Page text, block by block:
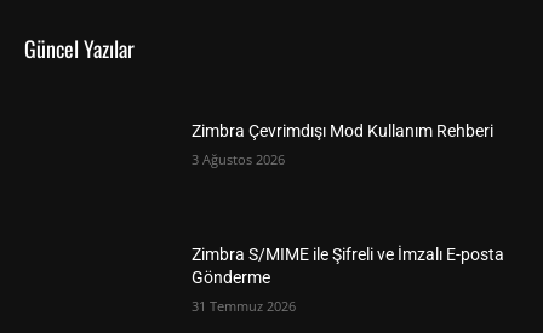
Güncel Yazılar
Zimbra Çevrimdışı Mod Kullanım Rehberi
3 Ağustos 2026
Zimbra S/MIME ile Şifreli ve İmzalı E-posta
Gönderme
31 Temmuz 2026